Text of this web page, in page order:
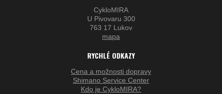
CykloMIRA
U Pivovaru 300
763 17 Lukov
mapa
RYCHLÉ ODKAZY
Cena a možnosti dopravy
Shimano Service Center
Kdo je CykloMIRA?